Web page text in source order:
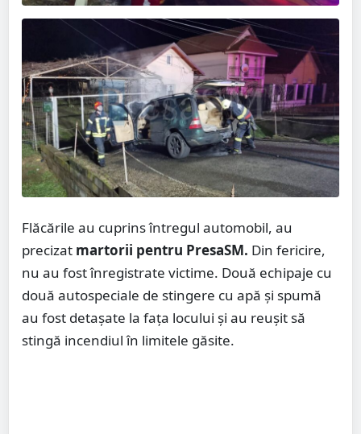
Flăcările au cuprins întregul automobil, au
precizat martorii pentru PresaSM. Din fericire,
nu au fost înregistrate victime. Două echipaje cu
două autospeciale de stingere cu apă și spumă
au fost detașate la fața locului și au reușit să
stingă incendiul în limitele găsite.